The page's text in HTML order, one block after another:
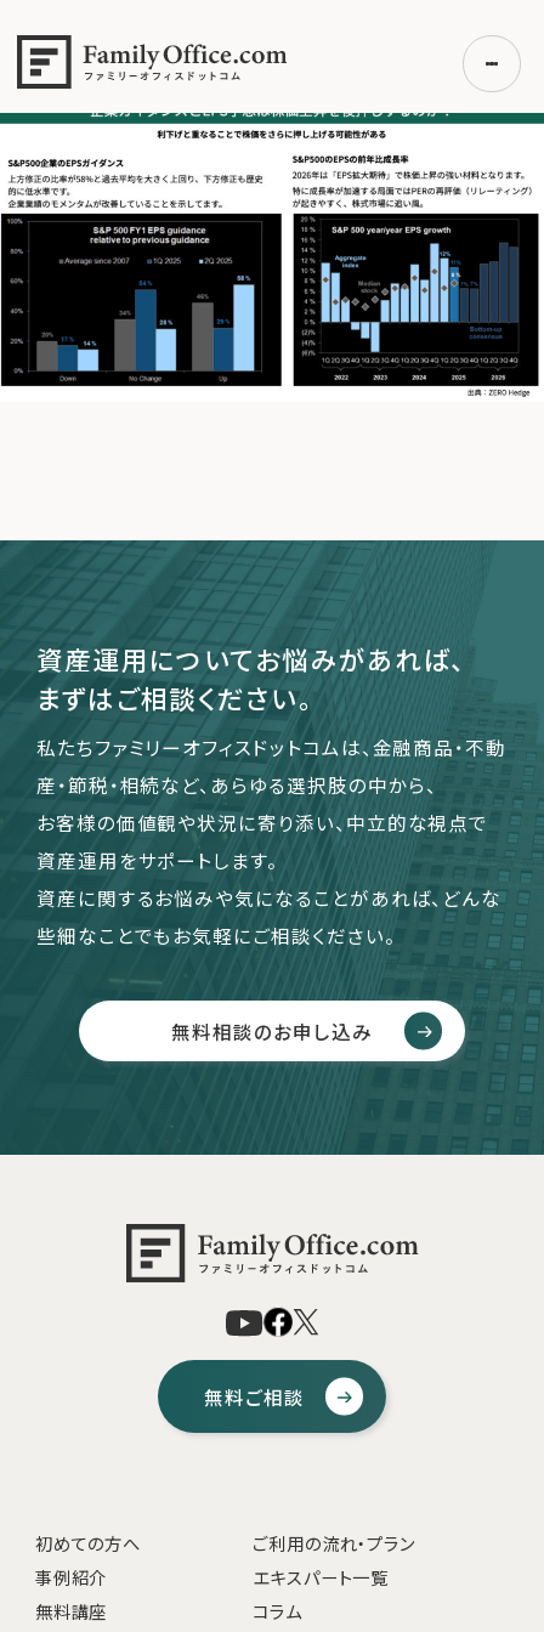
初めての方へ
ご利用の流れ・プラン
事例紹介
エキスパート一覧
無料講座
ファミリーオフィスとは
関連書籍
メールマガジン登録
よくある質問
2025年8月4日.006
資産運用についてお悩みがあれば、
まずはご相談ください。
私たちファミリーオフィスドットコムは、金融商品・不動
産・節税・相続など、あらゆる選択肢の中から、
お客様の価値観や状況に寄り添い、中立的な視点で
資産運用をサポートします。
資産に関するお悩みや気になることがあれば、どんな
些細なことでもお気軽にご相談ください。
無料相談のお申し込み
無料ご相談
初めての方へ
ご利用の流れ・プラン
事例紹介
エキスパート一覧
無料講座
コラム